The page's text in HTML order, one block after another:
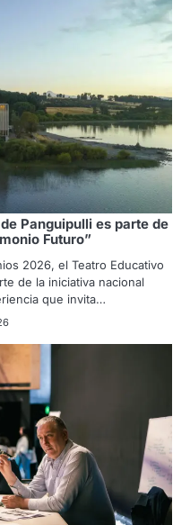
Panguipulli es parte de
Futuro”
2026, el Teatro Educativo
de la iniciativa nacional
que invita…